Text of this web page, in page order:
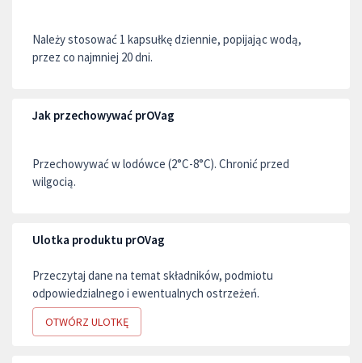
Należy stosować 1 kapsułkę dziennie, popijając wodą,
przez co najmniej 20 dni.
Jak przechowywać prOVag
Przechowywać w lodówce (2°C-8°C). Chronić przed
wilgocią.
Ulotka produktu prOVag
Przeczytaj dane na temat składników, podmiotu
odpowiedzialnego i ewentualnych ostrzeżeń.
OTWÓRZ ULOTKĘ